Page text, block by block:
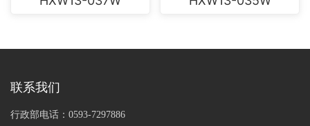
联系我们
行政部电话： 0593-7297886